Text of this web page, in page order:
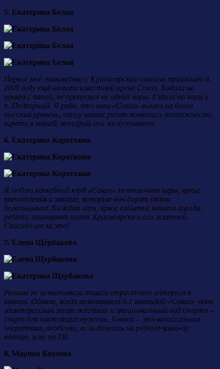
5. Екатерина Белая
Первое моё знакомство с Красноярским соколом произошло в
2009 году ещё на всем известной арене Сокол. Ходила на
хоккей с папой, не пропуская не одной игры. Ездила на игры в
п. Подгорный. Я рада, что наш «Сокол» вышел на более
высокий уровень, что у наших ребят появилась возможность
играть в хоккей, который они заслуживают.
6. Екатерина Короткина
Я люблю хоккейный клуб «Сокол» за отличные игры, яркие
впечатления и эмоции, которые они дарят своим
болельщикам. Каждая игра, яркое событие нашего города,
ребята защищают честь Красноярска и его жителей.
Спасибо им за это!
7. Елена Щербакова
Раньше не испытывала такого страстного интереса к
хоккею. Однако, когда познакомилась с командой «Сокол» меня
заинтересовал этот жёсткий и эмоциональный вид спорта –
спорт для настоящих мужчин. Хоккей – это колассальная
энергетика, особенно, если болеешь на родную команду
воочию, а не по ТВ.
8. Марина Козлова